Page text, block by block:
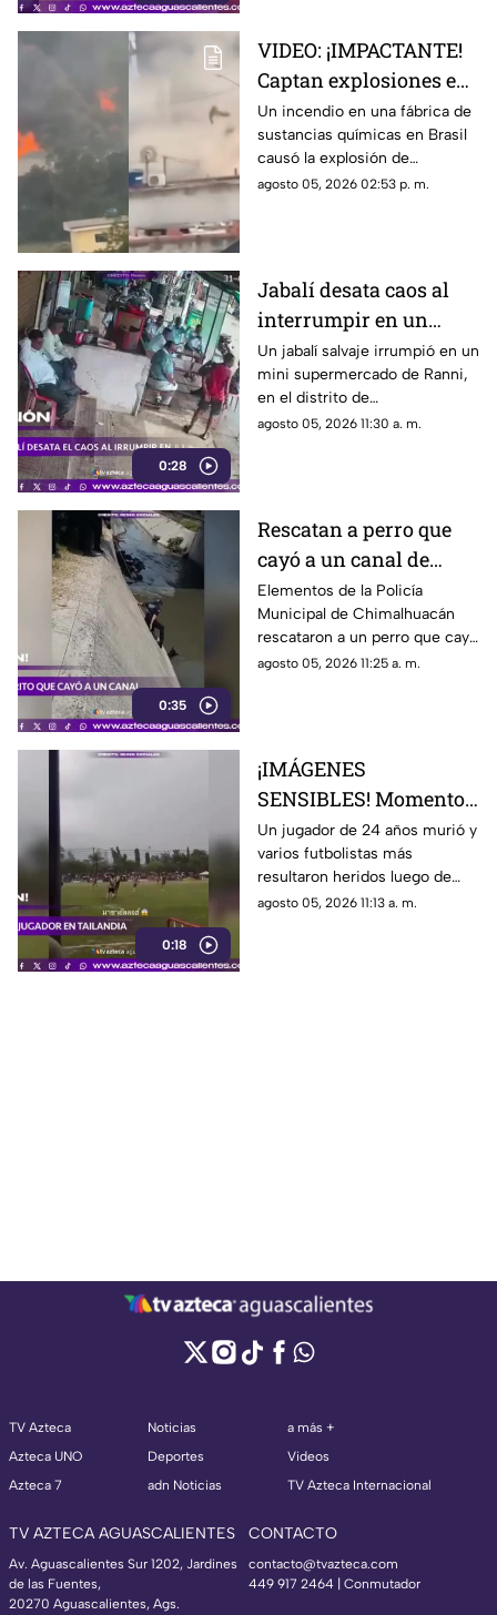
VIDEO: ¡IMPACTANTE!
Captan explosiones en
alcantarillas tras el
incendio en una
fábrica
Un incendio en una fábrica de
sustancias químicas en Brasil
causó la explosión de
alcantarillas; el momento
agosto 05, 2026 02:53 p. m.
0:28
Jabalí desata caos al
interrumpir en un
comercio y embiste a
un hombre
Un jabalí salvaje irrumpió en un
mini supermercado de Ranni,
en el distrito de
Pathanamthitta, Kerala, India,
agosto 05, 2026 11:30 a. m.
0:35
Rescatan a perro que
cayó a un canal de
aguas negras en
Chimalhuacán
Elementos de la Policía
Municipal de Chimalhuacán
rescataron a un perro que cayó
a un canal de aguas negras,
agosto 05, 2026 11:25 a. m.
0:18
¡IMÁGENES
SENSIBLES! Momento
en el que rayo cae
durante partido de
fútbol y mata a jugador
Un jugador de 24 años murió y
varios futbolistas más
resultaron heridos luego de
que un rayo impactara el
agosto 05, 2026 11:13 a. m.
TV Azteca
Azteca UNO
Azteca 7
Noticias
Deportes
adn Noticias
a más +
Videos
TV Azteca Internacional
TV AZTECA AGUASCALIENTES
Av. Aguascalientes Sur 1202, Jardines
de las Fuentes,
20270 Aguascalientes, Ags.
CONTACTO
contacto@tvazteca.com
449 917 2464 | Conmutador